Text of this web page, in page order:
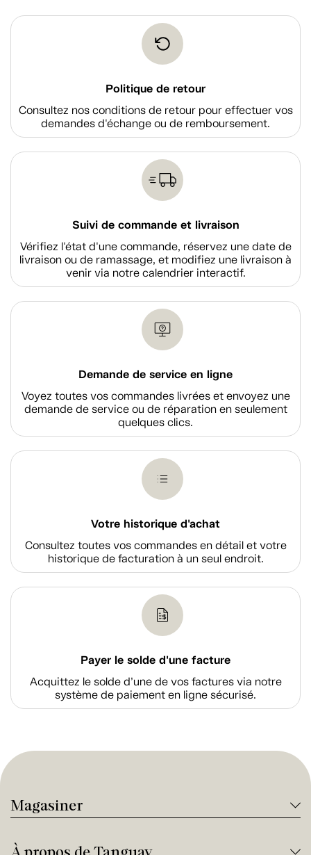
Politique de retour
Consultez nos conditions de retour pour effectuer vos
demandes d'échange ou de remboursement.
Suivi de commande et livraison
Vérifiez l'état d'une commande, réservez une date de
livraison ou de ramassage, et modifiez une livraison à
venir via notre calendrier interactif.
Demande de service en ligne
Voyez toutes vos commandes livrées et envoyez une
demande de service ou de réparation en seulement
quelques clics.
Votre historique d'achat
Consultez toutes vos commandes en détail et votre
historique de facturation à un seul endroit.
Payer le solde d'une facture
Acquittez le solde d’une de vos factures via notre
système de paiement en ligne sécurisé.
Magasiner